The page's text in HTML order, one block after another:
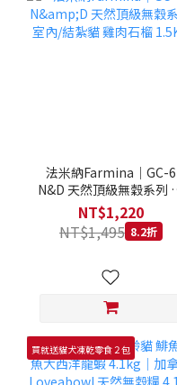
法米納Farmina｜GC-6
N&D 天然頂級無穀系列 室
內/結紮貓 雞肉石榴 1.5KG
NT$1,220
NT$1,495 8.2折
買就送貓犬凍乾零食２包